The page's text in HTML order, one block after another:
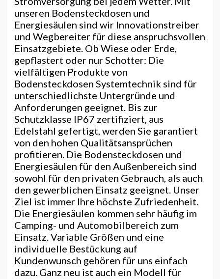
unseren Bodensteckdosen und
Energiesäulen sind wir Innovationstreiber
und Wegbereiter für diese anspruchsvollen
Einsatzgebiete. Ob Wiese oder Erde,
gepflastert oder nur Schotter: Die
vielfältigen Produkte von
Bodensteckdosen Systemtechnik sind für
unterschiedlichste Untergründe und
Anforderungen geeignet. Bis zur
Schutzklasse IP67 zertifiziert, aus
Edelstahl gefertigt, werden Sie garantiert
von den hohen Qualitätsansprüchen
profitieren. Die Bodensteckdosen und
Energiesäulen für den Außenbereich sind
sowohl für den privaten Gebrauch, als auch
den gewerblichen Einsatz geeignet. Unser
Ziel ist immer Ihre höchste Zufriedenheit.
Die Energiesäulen kommen sehr häufig im
Camping- und Automobilbereich zum
Einsatz. Variable Größen und eine
individuelle Bestückung auf
Kundenwunsch gehören für uns einfach
dazu. Ganz neu ist auch ein Modell für